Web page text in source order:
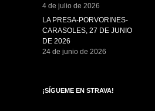
4 de julio de 2026
LA PRESA-PORVORINES-
CARASOLES, 27 DE JUNIO
DE 2026
24 de junio de 2026
¡SÍGUEME EN STRAVA!